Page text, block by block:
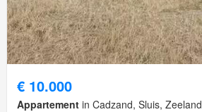
€ 10.000
Appartement in Cadzand, Sluis, Zeeland